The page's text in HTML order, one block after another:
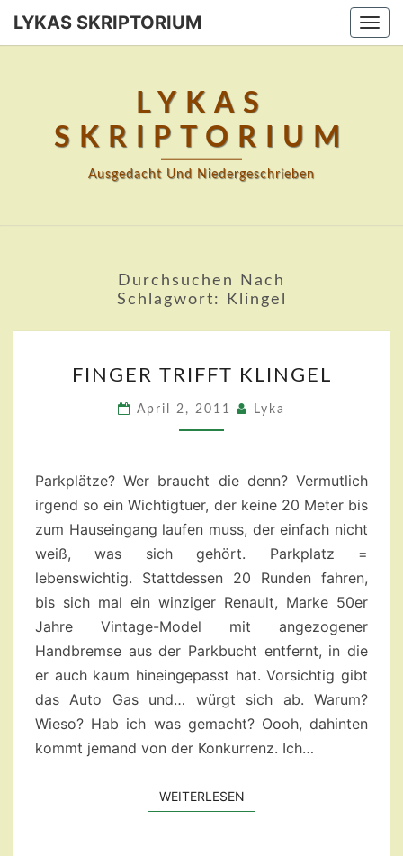
Skip
LYKAS SKRIPTORIUM
LYKAS
SKRIPTORIUM
Ausgedacht Und Niedergeschrieben
Durchsuchen Nach
Schlagwort:
Klingel
TRIFFT
KLINGEL
FINGER TRIFFT KLINGEL
April 2, 2011 Lyka
Parkplätze? Wer braucht die denn? Vermutlich
irgend so ein Wichtigtuer, der keine 20 Meter bis
zum Hauseingang laufen muss, der einfach nicht
weiß, was sich gehört. Parkplatz =
lebenswichtig. Stattdessen 20 Runden fahren,
bis sich mal ein winziger Renault, Marke 50er
Jahre Vintage-Model mit angezogener
Handbremse aus der Parkbucht entfernt, in die
er auch kaum hineingepasst hat. Vorsichtig gibt
das Auto Gas und… würgt sich ab. Warum?
Wieso? Hab ich was gemacht? Oooh, dahinten
kommt jemand von der Konkurrenz. Ich…
WEITERLESENWEITERLESEN